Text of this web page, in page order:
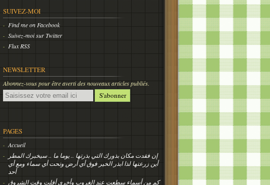
SUIVEZ-MOI
Find me on Facebook
Suivez-moi sur Twitter
Flux RSS
NEWSLETTER
Abonnez-vous pour être averti des nouveaux articles publiés.
Email
PAGES
Accueil
إن فقدت مكان بذورك التي بذرتها .. يوما ما .. سيخبرك المطر
أين زرعتها لذا ابذر الخير فوق أي أرض وتحت أي سماء ومع أي
أحد
كم من أسماء سطعت عند الغروب وأخرى أفلت وقت الشروق